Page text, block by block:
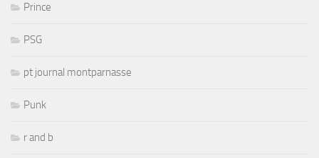
Prince
PSG
pt journal montparnasse
Punk
r and b